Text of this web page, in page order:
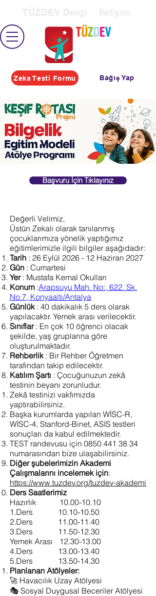
Zeka Testi Formu Bağış Yap
Başvuru İçin Tıklayınız
Değerli Velimiz,
Üstün Zekalı olarak tanılanmış
çocuklarımıza yönelik yaptığımız
eğitimlerimizle ilgili bilgiler aşağıdadır:
Tarih : 26 Eylül 2026 - 12 Haziran 2027
Gün : Cumartesi
Yer: Mustafa Kemal Okulları
Konum :Arapsuyu Mah. No:, 622. Sk.
No:7, Konyaaltı/Antalya
Günlük: 40 dakikalık 5 ders olarak
yapılacaktır. Yemek arası verilecektir.
Sınıflar: En çok 10 öğrenci olacak
şekilde, yaş gruplarına göre
oluşturulmaktadır.
Rehberlik: Bir Rehber Öğretmen
tarafından takip edilecektir.
Katılım Şartı : Çocuğunuzun zekâ
testinin beyanı zorunludur.
Zekâ testinizi vakfımızda
yaptırabilirsiniz.
Başka kurumlarda yapılan WİSC-R,
WİSC-4, Stanford-Binet, ASIS testleri
sonuçları da kabul edilmektedir.
TEST randevusu için 0850 441 38 34
numarasından bize ulaşabilirsiniz.
Diğer şubelerimizin Akademi
Çalışmalarını incelemek için:
https://www.tuzdev.org/tuzdev-akademi
Ders Saatlerimiz
Hazırlık 10.00-10.10
1.Ders 10.10-10.50
2.Ders 11.00-11.40
3.Ders 11.50-12.30
Yemek Arası
12.30-13.00
4.Ders 13.00-13.40
5.Ders 13.50-14.30
Planlanan Atölyeler:
🚀 Havacılık Uzay Atölyesi
🎭 Sosyal Duygusal Beceriler Atölyesi